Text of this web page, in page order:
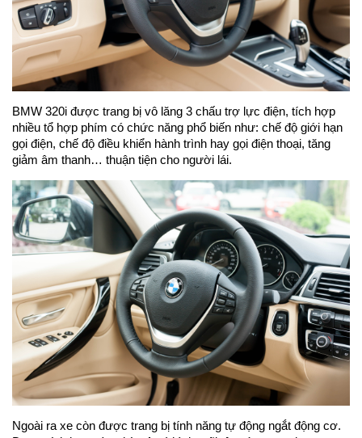
BMW 320i được trang bị vô lăng 3 chấu trợ lực điện, tích hợp
nhiều tổ hợp phím có chức năng phổ biến như: chế độ giới hạn
gọi điện, chế độ điều khiển hành trình hay gọi điện thoại, tăng
giảm âm thanh… thuận tiện cho người lái.
Ngoài ra xe còn được trang bị tính năng tự động ngắt động cơ.